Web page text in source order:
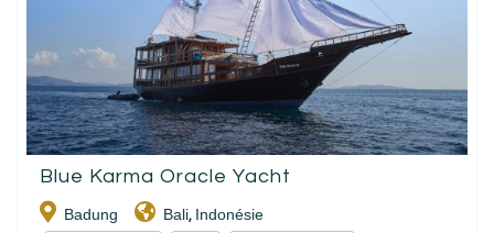
Blue Karma Oracle Yacht
Badung Bali, Indonésie